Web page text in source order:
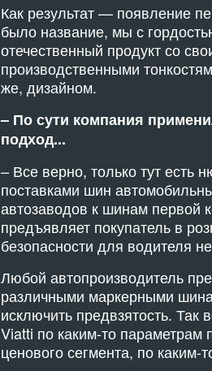
Как результат — появление
было название, мы с
отечественный продукт со
производственными
же, дизайном.
– По сути компания
подход...
– Все верно, только тут
поставками шин
автозаводов к шинам первой
предъявляет покупатель в
безопасности для водителя
Любой автопроизводитель
различными маркерными
исключить предвзятость. Так
Viatti по каким-то параметрам
ценового сегмента, по каким-